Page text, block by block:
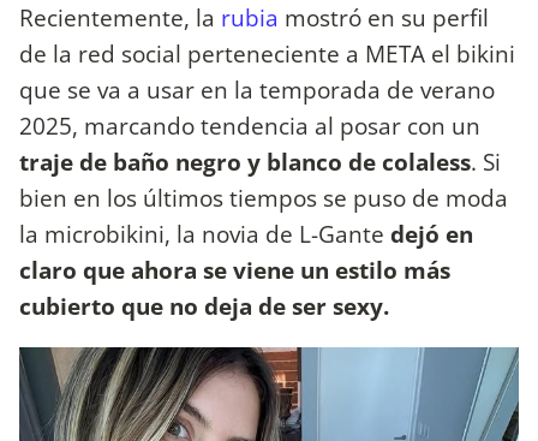
Recientemente, la rubia mostró en su perfil
de la red social perteneciente a META el bikini
que se va a usar en la temporada de verano
2025, marcando tendencia al posar con un
traje de baño negro y blanco de colaless. Si
bien en los últimos tiempos se puso de moda
la microbikini, la novia de L-Gante dejó en
claro que ahora se viene un estilo más
cubierto que no deja de ser sexy.